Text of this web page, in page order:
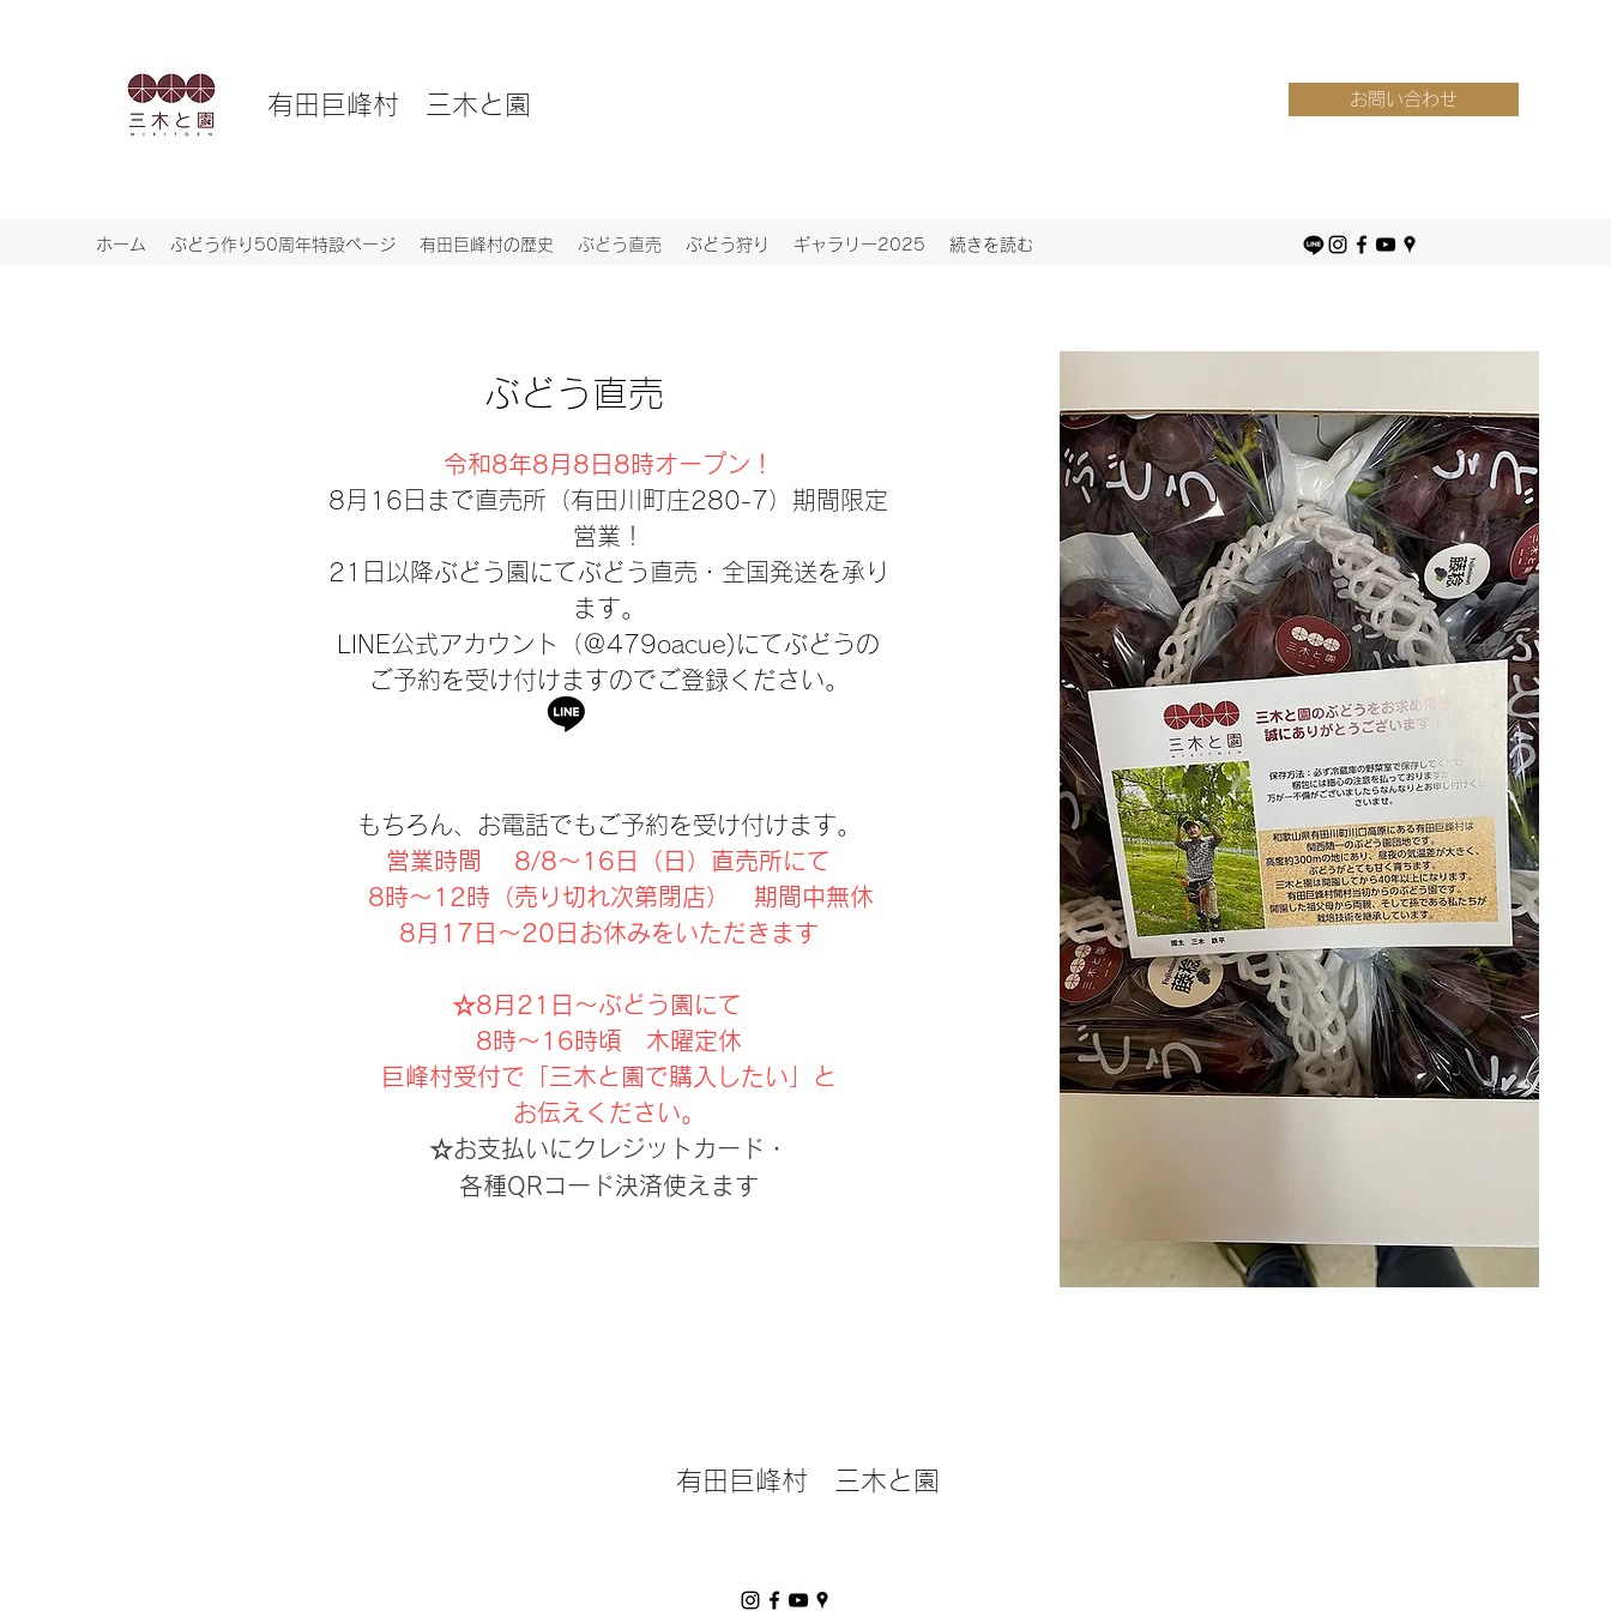
有田巨峰村 三木と園 お問い合わせ
ホーム ぶどう作り50周年特設ページ 有田巨峰村の歴史 ぶどう直売 ぶどう狩り ギャラリー2025 続きを読む
ぶどう直売
​令和8年8月8日8時オープン！
8月16日まで直売所（有田川町庄280-7）期間限定
営業！
21日以降ぶどう園にてぶどう直売・全国発送を承り
ます。
​LINE公式アカウント（＠479oacue)にてぶどうの
ご予約を受け付けますのでご登録ください。
もちろん、お電話でもご予約を受け付けます。
営業時間 8/8～16日（日）直売所にて
8時～12時（売り切れ次第閉店） 期間中無休
8月17日～20日お休みをいただきます
☆8月21日～ぶどう園にて
8時～16時頃 木曜定休​
巨峰村受付で「三木と園で購入したい」と
お伝えください。
☆お支払いにクレジットカード・
各種QRコード決済使えます
有田巨峰村 三木と園